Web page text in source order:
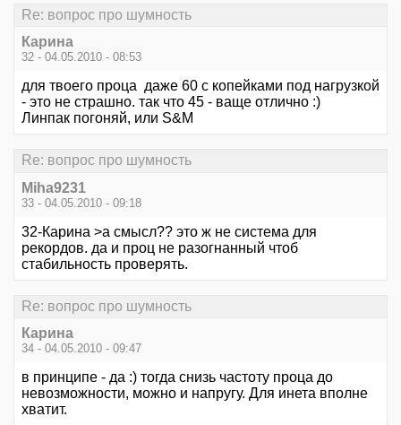
Re: вопрос про шумность
Карина
32 - 04.05.2010 - 08:53
для твоего проца даже 60 с копейками под нагрузкой
- это не страшно. так что 45 - ваще отлично :)
Линпак погоняй, или S&M
Re: вопрос про шумность
Miha9231
33 - 04.05.2010 - 09:18
32-Карина >а смысл?? это ж не система для
рекордов. да и проц не разогнанный чтоб
стабильность проверять.
Re: вопрос про шумность
Карина
34 - 04.05.2010 - 09:47
в принципе - да :) тогда снизь частоту проца до
невозможности, можно и напругу. Для инета вполне
хватит.